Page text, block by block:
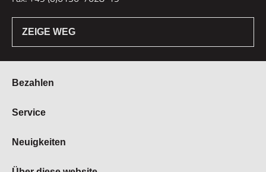
ZEIGE WEG
Bezahlen
Bestellung & Zahlung
Vertrag widerrufen
Lieferzeiten
Service
Über Hogetex
Neuigkeiten
Messen